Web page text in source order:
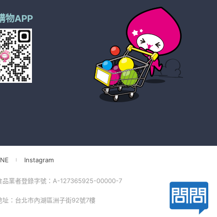
物APP
Instagram
品業者登錄字號：A-127365925-00000-7
：台北市內湖區洲子街92號7樓